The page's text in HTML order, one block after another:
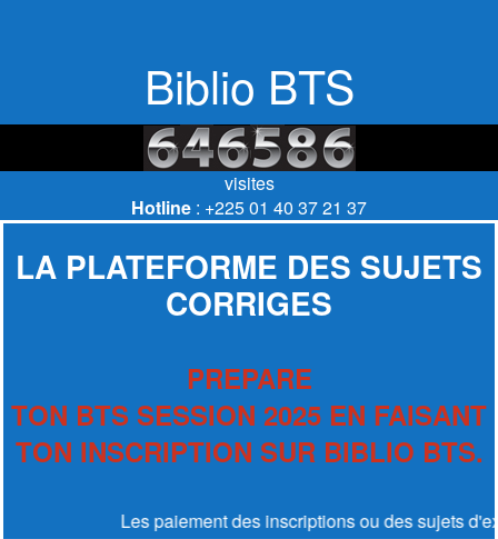
Biblio BTS
visites
Hotline : +225 01 40 37 21 37
LA PLATEFORME DES SUJETS
CORRIGES
PREPARE
TON BTS SESSION 2025 EN FAISANT
TON INSCRIPTION SUR BIBLIO BTS.
Les paiement des inscriptions ou des sujets